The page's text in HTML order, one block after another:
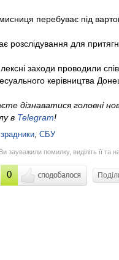
перебуває під
розслідування для
заходи проводили
керівництва
дізнаватися головні
в Telegram!
зрадники, СБУ
зауважили помилку, виділіть її та
0